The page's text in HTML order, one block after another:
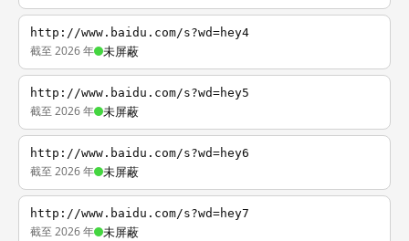
http://www.baidu.com/s?wd=hey4
截至 2026 年 未屏蔽
http://www.baidu.com/s?wd=hey5
截至 2026 年 未屏蔽
http://www.baidu.com/s?wd=hey6
截至 2026 年 未屏蔽
http://www.baidu.com/s?wd=hey7
截至 2026 年 未屏蔽